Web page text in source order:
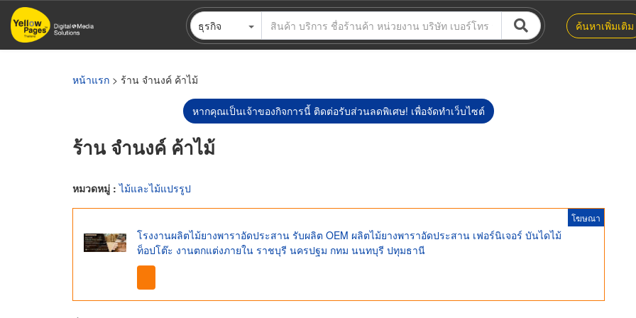
ข้าม
ไป
ธุรกิจ ค้นหาเพิ่มเติม
หน้าแรก > ร้าน จำนงค์ ค้าไม้
หากคุณเป็นเจ้าของกิจการนี้ ติดต่อรับส่วนลดพิเศษ! เพื่อจัดทำเว็บไซต์
ร้าน จำนงค์ ค้าไม้
หมวดหมู่ :ไม้และไม้แปรรูป
โฆษณา
โรงงานผลิตไม้ยางพาราอัดประสาน รับผลิต OEM ผลิตไม้ยางพาราอัดประสาน เฟอร์นิเจอร์ บันไดไม้
ท็อปโต๊ะ งานตกแต่งภายใน ราชบุรี นครปฐม กทม นนทบุรี ปทุมธานี